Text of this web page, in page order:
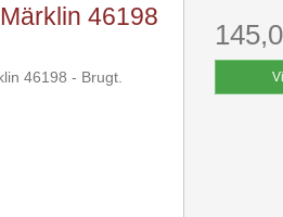
46198
46198 - Brugt.